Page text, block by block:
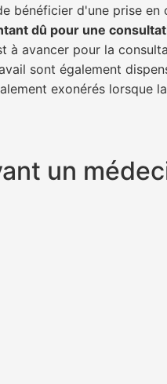
bénéficier d'une prise en
dû pour une
à avancer pour la
sont également
exonérés lorsque
un